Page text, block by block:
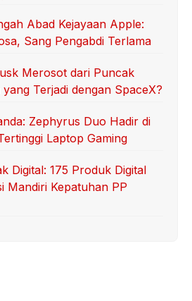
Abad Kejayaan Apple:
Sang Pengabdi Terlama
Merosot dari Puncak
Terjadi dengan SpaceX?
Zephyrus Duo Hadir di
Laptop Gaming
Digital: 175 Produk Digital
Mandiri Kepatuhan PP